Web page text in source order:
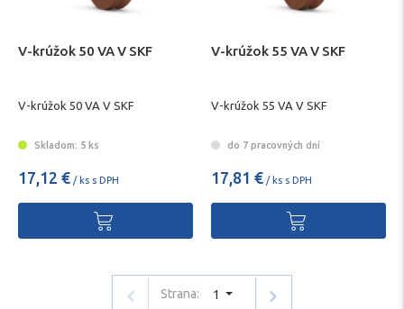
V-krúžok 50 VA V SKF
V-krúžok 50 VA V SKF
Skladom: 5 ks
17,12 € / ks s DPH
V-krúžok 55 VA V SKF
V-krúžok 55 VA V SKF
do 7 pracovných dní
17,81 € / ks s DPH
Strana: 1